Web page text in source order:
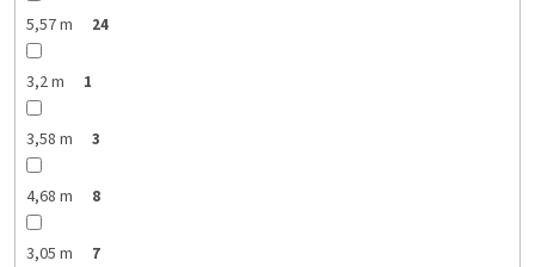
5,57 m 24
3,2 m 1
3,58 m 3
4,68 m 8
3,05 m 7